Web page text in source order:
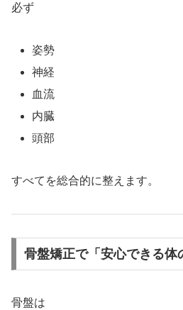
必ず
姿勢
神経
血流
内臓
頭部
すべてを総合的に整えます。
骨盤矯正で「安心できる体
骨盤は